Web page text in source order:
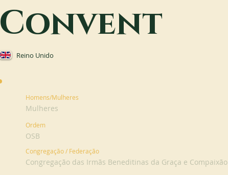
Convent
Reino Unido
Homens/Mulheres
Mulheres
Ordem
OSB
Congregação / Federação
Congregação das Irmãs Beneditinas da Graça e Compaixão